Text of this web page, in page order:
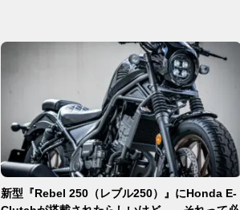
新型『Rebel 250（レブル250）』にHonda E-